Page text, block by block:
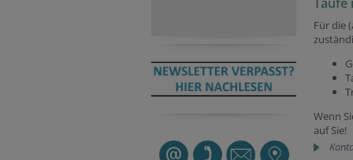
Für die
Wenn
auf Sie!